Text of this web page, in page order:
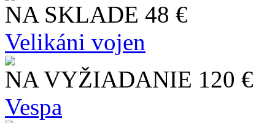
NA SKLADE 48 €
Velikáni vojen
NA VYŽIADANIE 120 €
Vespa